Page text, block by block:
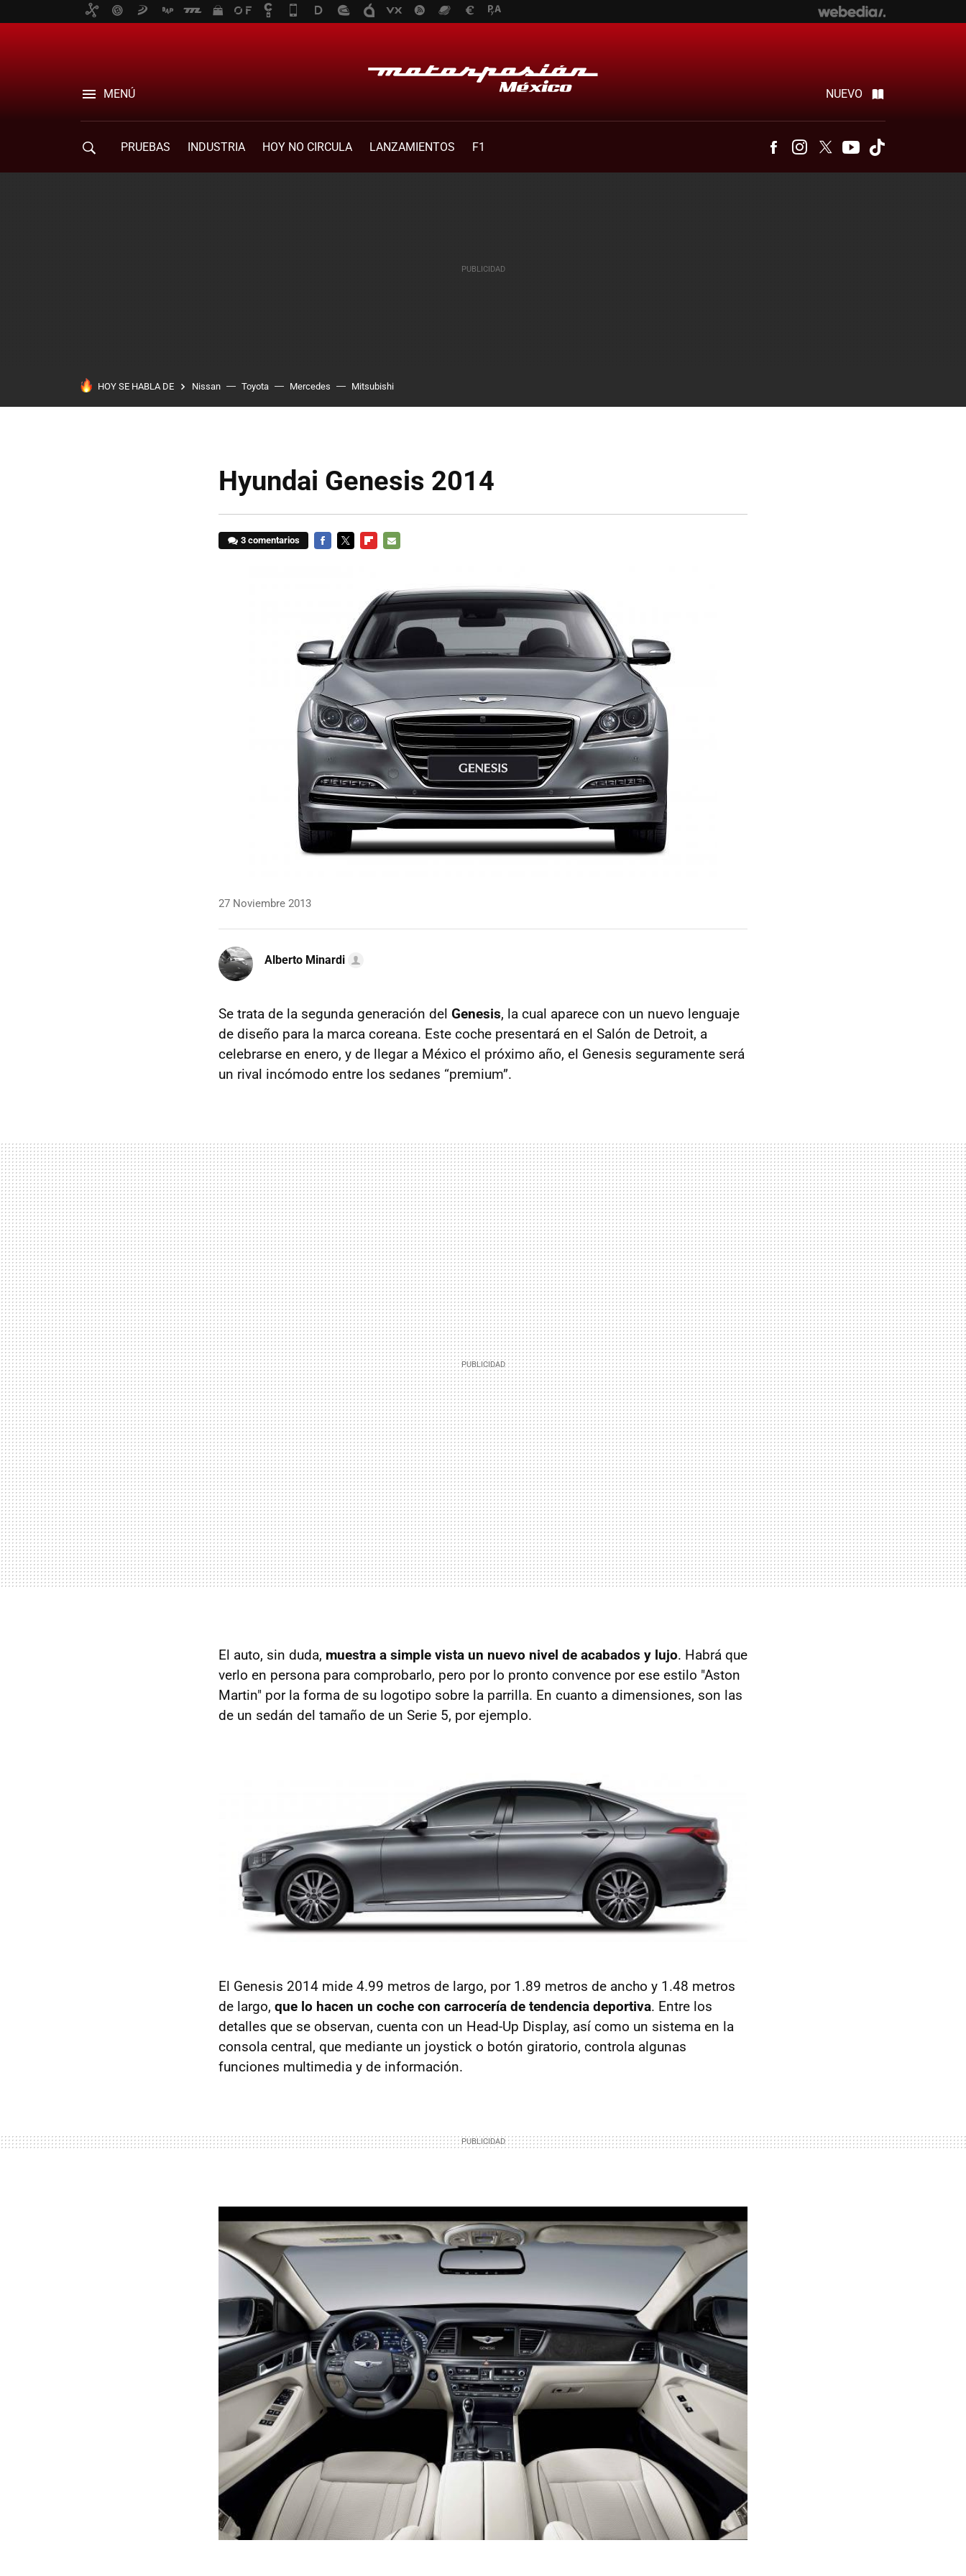
MENÚ NUEVO
PRUEBAS INDUSTRIA HOY NO CIRCULA LANZAMIENTOS F1 FacebookInstagram
Twitter Youtube
HOY SE HABLA DE Nissan Toyota Mercedes Mitsubishi
Hyundai Genesis 2014
3 comentarios
27 Noviembre 2013
Alberto Minardi
Se trata de la segunda generación del Genesis, la cual aparece con un nuevo lenguaje
de diseño para la marca coreana. Este coche presentará en el Salón de Detroit, a
celebrarse en enero, y de llegar a México el próximo año, el Genesis seguramente será
un rival incómodo entre los sedanes “premium”.
El auto, sin duda, muestra a simple vista un nuevo nivel de acabados y lujo. Habrá que
verlo en persona para comprobarlo, pero por lo pronto convence por ese estilo "Aston
Martin" por la forma de su logotipo sobre la parrilla. En cuanto a dimensiones, son las
de un sedán del tamaño de un Serie 5, por ejemplo.
El Genesis 2014 mide 4.99 metros de largo, por 1.89 metros de ancho y 1.48 metros
de largo, que lo hacen un coche con carrocería de tendencia deportiva. Entre los
detalles que se observan, cuenta con un Head-Up Display, así como un sistema en la
consola central, que mediante un joystick o botón giratorio, controla algunas
funciones multimedia y de información.